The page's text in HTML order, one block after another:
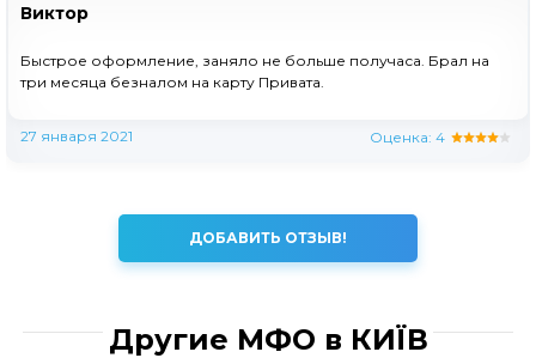
Виктор
Быстрое оформление, заняло не больше получаса. Брал на
три месяца безналом на карту Привата.
27 января 2021 Оценка: 4
ДОБАВИТЬ ОТЗЫВ!
Другие МФО в КИЇВ